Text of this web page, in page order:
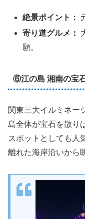
絶景ポイント：
寄り道グルメ：
願。
⑥江の島 湘南の宝
関東三大イルミネー
島全体が宝石を散り
スポットとしても人
離れた海岸沿いから